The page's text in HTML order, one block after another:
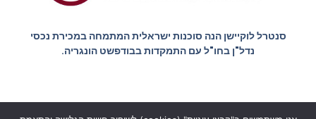
סנטרל לוקיישן הנה סוכנות ישראלית המתמחה במכירת נכסי
נדל"ן בחו"ל עם התמקדות בבודפשט הונגריה.